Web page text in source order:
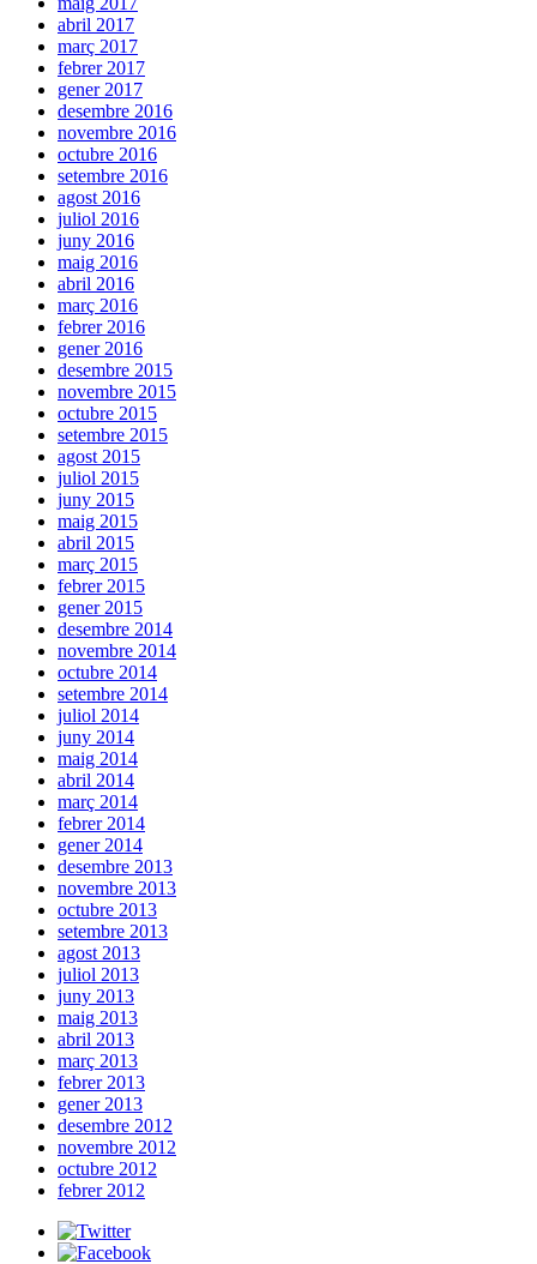
abril 2017
març 2017
febrer 2017
gener 2017
desembre 2016
novembre 2016
octubre 2016
setembre 2016
agost 2016
juliol 2016
juny 2016
maig 2016
abril 2016
març 2016
febrer 2016
gener 2016
desembre 2015
novembre 2015
octubre 2015
setembre 2015
agost 2015
juliol 2015
juny 2015
maig 2015
abril 2015
març 2015
febrer 2015
gener 2015
desembre 2014
novembre 2014
octubre 2014
setembre 2014
juliol 2014
juny 2014
maig 2014
abril 2014
març 2014
febrer 2014
gener 2014
desembre 2013
novembre 2013
octubre 2013
setembre 2013
agost 2013
juliol 2013
juny 2013
maig 2013
abril 2013
març 2013
febrer 2013
gener 2013
desembre 2012
novembre 2012
octubre 2012
febrer 2012